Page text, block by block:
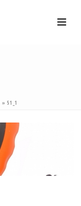
» 51_1